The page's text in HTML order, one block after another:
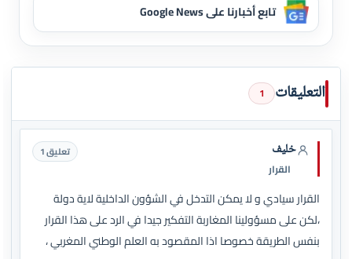
تابع أخبارنا على Google News
التعليقات 1
خليف
القرار
تعليق 1
القرار سيادي و لا يمكن التدخل في الشؤون الداخلية لاية دولة
،لكن على مسؤولينا المغاربة التفكير جيدا في الرد على هذا القرار
بنفس الطريقة خصوصا اذا المقصود به العلم الوطني المغربي ،